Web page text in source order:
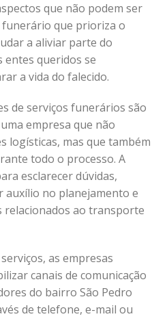
que não podem ser
que prioriza o
a aliviar parte do
queridos se
a vida do falecido.
de serviços funerários são
empresa que não
logísticas, mas que também
todo o processo. A
esclarecer dúvidas,
no planejamento e
relacionados ao transporte
as empresas
canais de comunicação
do bairro São Pedro
de telefone, e-mail ou